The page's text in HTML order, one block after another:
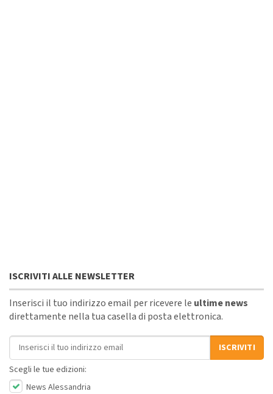
ISCRIVITI ALLE NEWSLETTER
Inserisci il tuo indirizzo email per ricevere le ultime news
direttamente nella tua casella di posta elettronica.
Indirizzo email
ISCRIVITI
Scegli le tue edizioni:
News Alessandria